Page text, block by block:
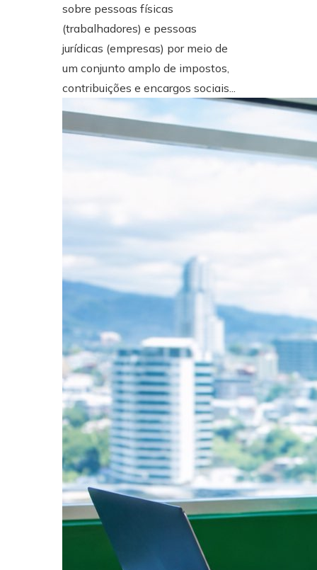
sobre pessoas físicas
(trabalhadores) e pessoas
jurídicas (empresas) por meio de
um conjunto amplo de impostos,
contribuições e encargos sociais...